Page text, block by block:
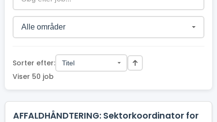
Sorter efter:
Viser 50 job
AFFALDHÅNDTERING: Sektorkoordinator for